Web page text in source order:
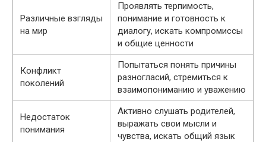
Различные взгляды
на мир
Проявлять терпимость,
понимание и готовность к
диалогу, искать компромиссы
и общие ценности
Конфликт
поколений
Попытаться понять причины
разногласий, стремиться к
взаимопониманию и уважению
Недостаток
понимания
Активно слушать родителей,
выражать свои мысли и
чувства, искать общий язык